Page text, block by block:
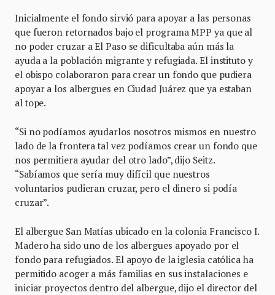
Inicialmente el fondo sirvió para apoyar a las personas
que fueron retornados bajo el programa MPP ya que al
no poder cruzar a El Paso se dificultaba aún más la
ayuda a la población migrante y refugiada. El instituto y
el obispo colaboraron para crear un fondo que pudiera
apoyar a los albergues en Ciudad Juárez que ya estaban
al tope.
“Si no podíamos ayudarlos nosotros mismos en nuestro
lado de la frontera tal vez podíamos crear un fondo que
nos permitiera ayudar del otro lado”, dijo Seitz.
“Sabíamos que sería muy difícil que nuestros
voluntarios pudieran cruzar, pero el dinero si podía
cruzar”.
El albergue San Matías ubicado en la colonia Francisco I.
Madero ha sido uno de los albergues apoyado por el
fondo para refugiados. El apoyo de la iglesia católica ha
permitido acoger a más familias en sus instalaciones e
iniciar proyectos dentro del albergue, dijo el director del